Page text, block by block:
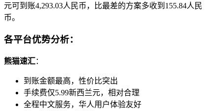
元可到账4,293.03人民币，比最差的方案多收到155.84人民
币。
各平台优势分析：
熊猫速汇：
到账金额最高，性价比突出
手续费仅5.99新西兰元，相对合理
全程中文服务，华人用户体验友好